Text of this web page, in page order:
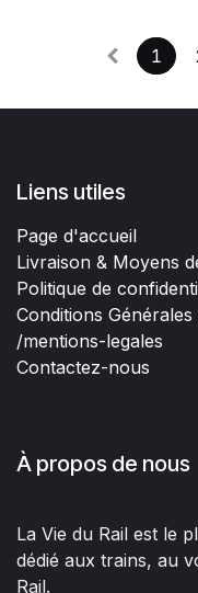
1
Liens utiles
Page d'accueil
Livraison & Moyens
Politique de
Conditions Générales
/mentions-legales
Contactez-nous
À propos de nous
La Vie du Rail est le
dédié aux trains, au
Rail.